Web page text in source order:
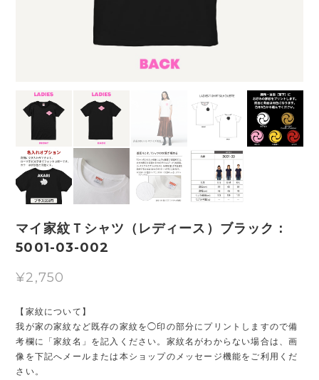
マイ家紋Ｔシャツ（レディース）ブラック：
5001-03-002
¥2,750
【家紋について】
我が家の家紋など既存の家紋を◯印の部分にプリントしますので備
考欄に「家紋名」を記入ください。家紋名がわからない場合は、画
像を下記へメールまたは本ショップのメッセージ機能をご利用くだ
さい。